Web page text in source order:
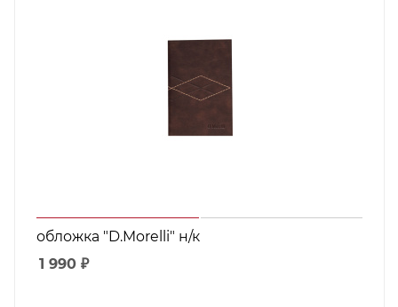
обложка "D.Morelli" н/к
1 990 ₽